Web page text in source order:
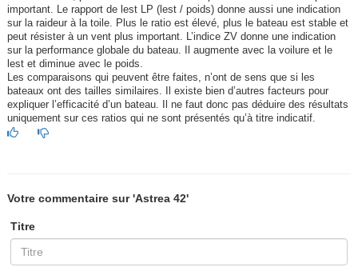
important. Le rapport de lest LP (lest / poids) donne aussi une indication
sur la raideur à la toile. Plus le ratio est élevé, plus le bateau est stable et
peut résister à un vent plus important. L’indice ZV donne une indication
sur la performance globale du bateau. Il augmente avec la voilure et le
lest et diminue avec le poids.
Les comparaisons qui peuvent être faites, n’ont de sens que si les
bateaux ont des tailles similaires. Il existe bien d’autres facteurs pour
expliquer l’efficacité d’un bateau. Il ne faut donc pas déduire des résultats
uniquement sur ces ratios qui ne sont présentés qu’à titre indicatif.
Votre commentaire sur 'Astrea 42'
Titre